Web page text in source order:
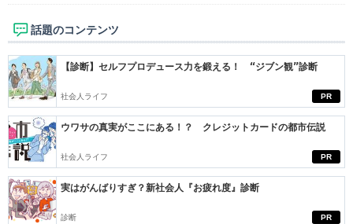
話題のコンテンツ
PR
【診断】セルフプロデュース力を鍛える！ “ジブン観”診断
社会人ライフ
PR
ウワサの真実がここにある！？ クレジットカードの都市伝説
社会人ライフ
PR
実はがんばりすぎ？新社会人『お疲れ度』診断
診断